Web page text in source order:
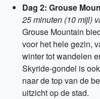
Dag 2: Grouse
25 minuten (10 mijl)
Grouse Mountain
voor het hele gezin,
winter tot wandelen
Skyride-gondel is
naar de top van de
uitzicht op de stad.